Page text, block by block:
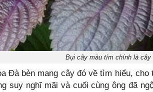
Bụi cây màu tím chính là cây
Đà bèn mang cây đó về tìm hiểu,
suy nghĩ mãi và cuối cùng ông đã